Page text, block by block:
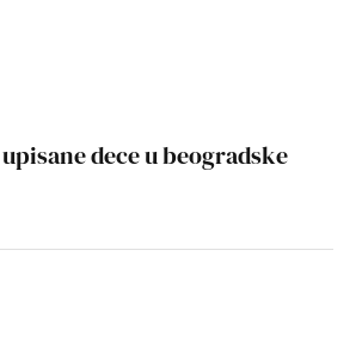
dece u beogradske